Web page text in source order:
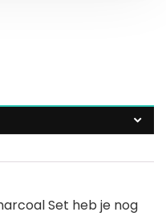
Set heb je nog